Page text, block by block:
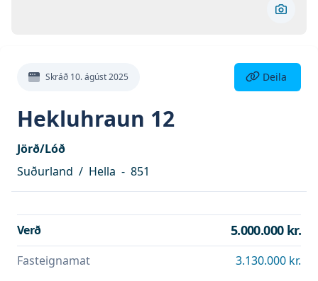
Skoða
Skráð 10. ágúst 2025 Deila eign
Deila
Hekluhraun 12
Jörð/Lóð
Suðurland / Hella - 851
Verð 5.000.000 kr.
Fasteignamat 3.130.000 kr.